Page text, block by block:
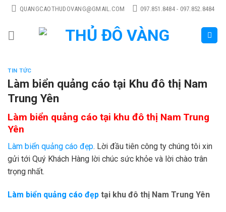
Skip
content
QUANGCAOTHUDOVANG@GMAIL.COM 097.851.8484 - 097.852.8484
TIN TỨC
Làm biển quảng cáo tại Khu đô thị Nam
Trung Yên
Làm biển quảng cáo tại khu đô thị Nam Trung
Yên
Làm biển quảng cáo đẹp. Lời đầu tiên công ty chúng tôi xin
gửi tới Quý Khách Hàng lời chúc sức khỏe và lời chào trân
trọng nhất.
Làm biển quảng cáo đẹp tại khu đô thị Nam Trung Yên